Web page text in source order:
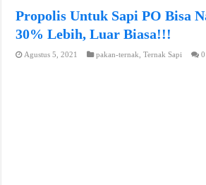
Propolis Untuk Sapi PO Bisa
30% Lebih, Luar Biasa!!!
Agustus 5, 2021 pakan-ternak ,Ternak Sapi 0